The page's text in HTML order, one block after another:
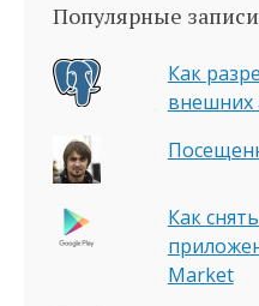
Популярные
Как
внешних
Как
Market